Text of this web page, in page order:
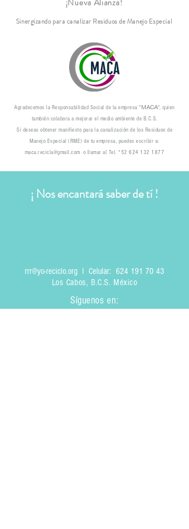
¡Nueva Alianza!
Sinergizando para canalizar Residuos de Manejo Especial
Agradecemos la Responsabilidad Social de la empresa "MACA", quien
también colabora a mejorar el medio ambiente de B.C.S.
Si deseas obtener manifiesto para la canalización de los Residuos de
Manejo Especial (RME) de tu empresa, puedes escribir a:
maca.recicla@gmail.com o llamar al Tel. *52624 132 1877
¡ Nos encantará saber de tí !
rrr@yo-reciclo.org I Celular: 624 191 70 43
Los Cabos, B.C.S. México
Síguenos en: